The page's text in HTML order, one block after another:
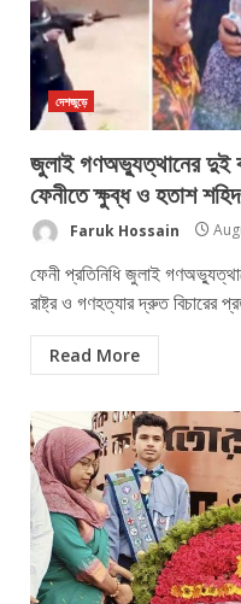
দেশজুড়ে
জুলাই গণঅভ্যুত্থানের দুই
ফেনীতে ক্ষুব্ধ ও হতাশ শহিদ
Faruk Hossain
​ফেনী প্রতিনিধি জুলাই
রাষ্ট্র ও গণহত্যার দ্রুত বিচারের
Read More